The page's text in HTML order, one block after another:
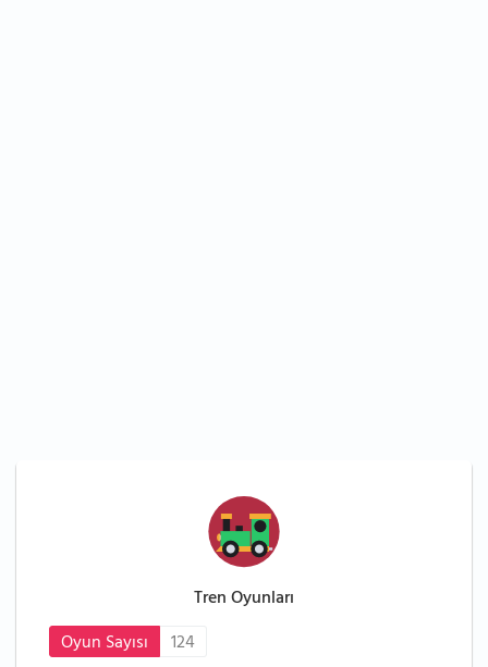
Tren Oyunları
Oyun Sayısı
124